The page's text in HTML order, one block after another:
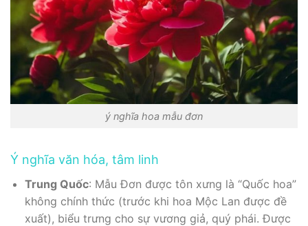
ý nghĩa hoa mẫu đơn
Ý nghĩa văn hóa, tâm linh
Trung Quốc: Mẫu Đơn được tôn xưng là “Quốc hoa”
không chính thức (trước khi hoa Mộc Lan được đề
xuất), biểu trưng cho sự vương giả, quý phái. Được